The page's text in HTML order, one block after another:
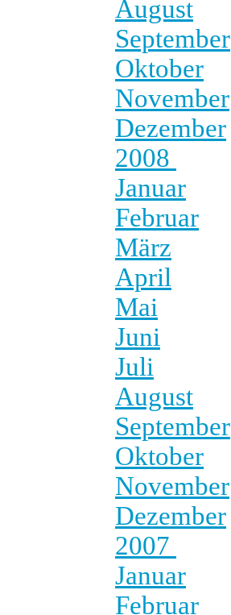
August
September
Oktober
November
Dezember
2008
Januar
Februar
März
April
Mai
Juni
Juli
August
September
Oktober
November
Dezember
2007
Januar
Februar